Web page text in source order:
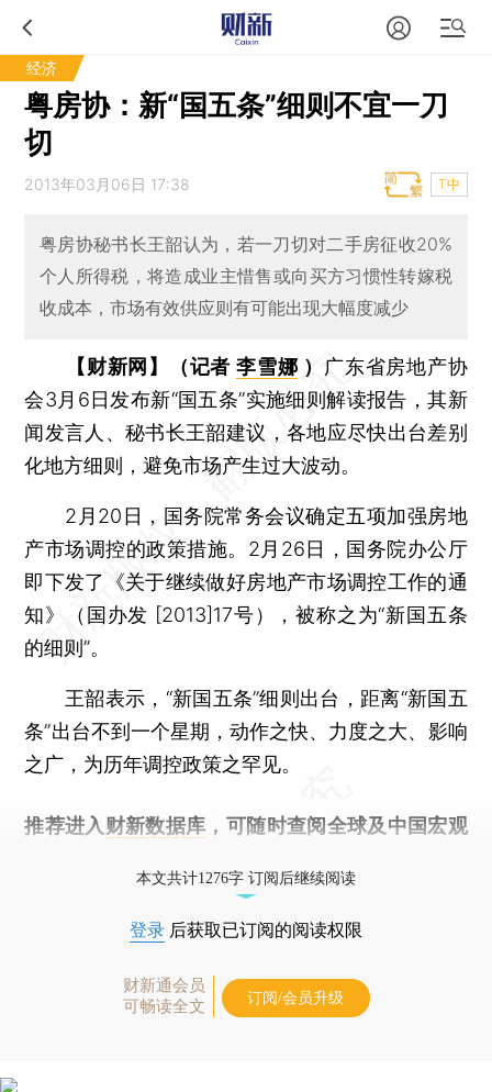
经济
粤房协：新“国五条”细则不宜一刀
切
2013年03月06日 17:38 T中
粤房协秘书长王韶认为，若一刀切对二手房征收20%
个人所得税，将造成业主惜售或向买方习惯性转嫁税
收成本，市场有效供应则有可能出现大幅度减少
【财新网】（记者李雪娜 ） 广东省房地产协
会3月6日发布新“国五条”实施细则解读报告，其新
闻发言人、秘书长王韶建议，各地应尽快出台差别
化地方细则，避免市场产生过大波动。
2月20日，国务院常务会议确定五项加强房地
产市场调控的政策措施。2月26日，国务院办公厅
即下发了《关于继续做好房地产市场调控工作的通
知》（国办发 [2013]17号），被称之为“新国五条
的细则”。
王韶表示，“新国五条”细则出台，距离“新国五
条”出台不到一个星期，动作之快、力度之大、影响
之广，为历年调控政策之罕见。
推荐进入 财新数据库 ，可随时查阅全球及中国宏观
本文共计1276字 订阅后继续阅读
登录 后获取已订阅的阅读权限
财新通会员
可畅读全文
订阅/会员升级